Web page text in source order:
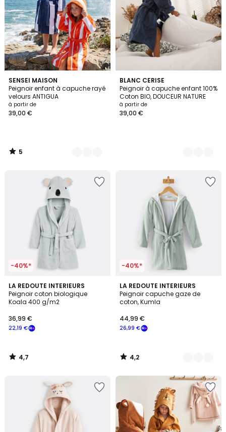
SENSEI MAISON
Peignoir enfant à capuche rayé
velours ANTIGUA
à partir de
39,00 €
5
/
5
3
Couleurs
5
/
BLANC CERISE
Peignoir à capuche enfant 100%
Coton BIO, DOUCEUR NATURE
à partir de
39,00 €
8
Couleurs
-40%*
LA REDOUTE INTERIEURS
Peignoir coton biologique
Koala 400 g/m2
22,19 €
36,99 €
4,7
/ 5
4,7
/
-40%*
LA REDOUTE INTERIEURS
Peignoir capuche gaze de
coton, Kumla
26,99 €
44,99 €
4,2
/ 5
3
Couleurs
4,2
/